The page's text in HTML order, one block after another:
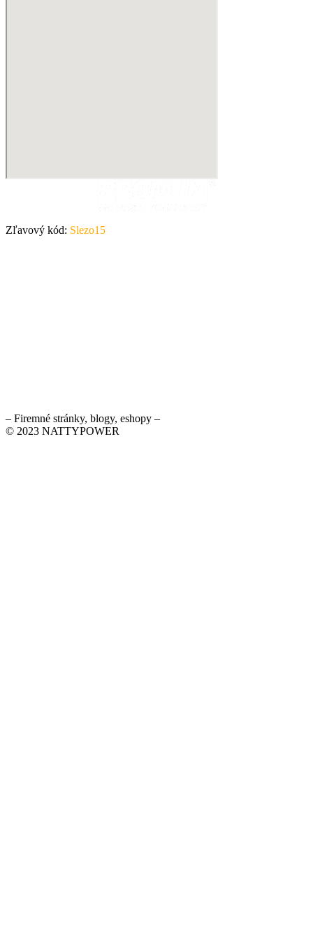
Zľavový kód: Slezo15
– Firemné stránky, blogy, eshopy –
© 2023 NATTYPOWER